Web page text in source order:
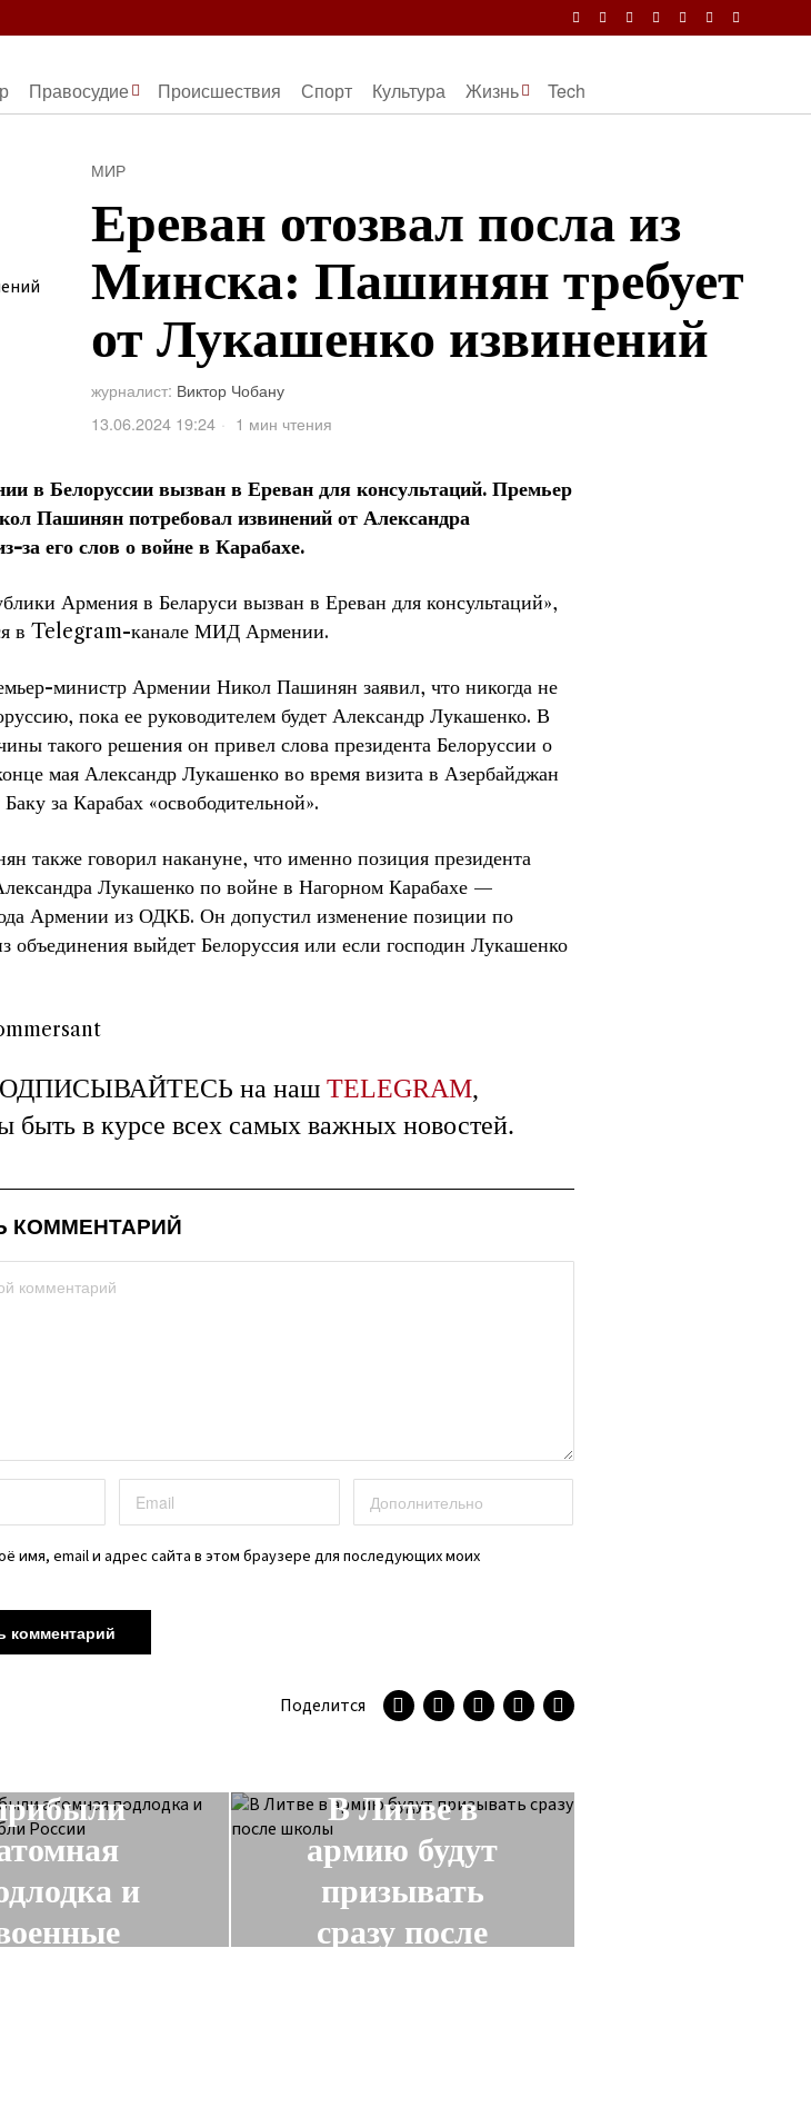
Правосудие Происшествия Спорт Культура Жизнь Tech
МИР
Ереван отозвал посла из
Минска: Пашинян требует
от Лукашенко извинений
журналист: Виктор Чобану
13.06.2024 19:24
1 мин чтения
в Белоруссии вызван в Ереван для консультаций. Премьер
Пашинян потребовал извинений от Александра
за его слов о войне в Карабахе.
Армения в Беларуси вызван в Ереван для консультаций»,
в Telegram-канале МИД Армении.
министр Армении Никол Пашинян заявил, что никогда не
пока ее руководителем будет Александр Лукашенко. В
такого решения он привел слова президента Белоруссии о
мая Александр Лукашенко во время визита в Азербайджан
за Карабах «освободительной».
также говорил накануне, что именно позиция президента
Лукашенко по войне в Нагорном Карабахе —
Армении из ОДКБ. Он допустил изменение позиции по
объединения выйдет Белоруссия или если господин Лукашенко
на наш TELEGRAM,
быть в курсе всех самых важных новостей.
КОММЕНТАРИЙ
имя, email и адрес сайта в этом браузере для последующих моих
Поделится
и
В Литве в
армию будут
призывать
сразу после